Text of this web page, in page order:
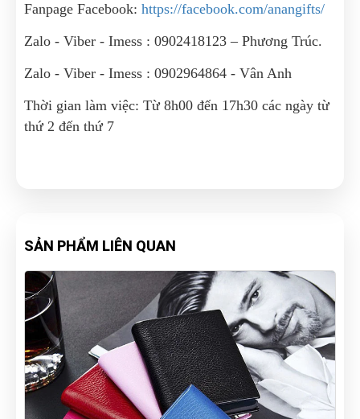
Fanpage Facebook: https://facebook.com/anangifts/
Zalo - Viber - Imess : 0902418123 – Phương Trúc.
Zalo - Viber - Imess : 0902964864 - Vân Anh
Thời gian làm việc: Từ 8h00 đến 17h30 các ngày từ
thứ 2 đến thứ 7
SẢN PHẨM LIÊN QUAN